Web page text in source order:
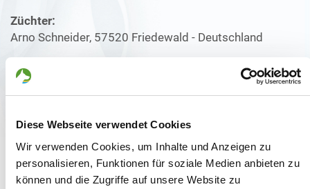
Diese Webseite verwendet Cookies
Wir verwenden Cookies, um Inhalte und Anzeigen zu
personalisieren, Funktionen für soziale Medien anbieten zu
können und die Zugriffe auf unsere Website zu
Züchter:
Arno Schneider, 57520 Friedewald - Deutschland
Gründungsdatum:
21.03.1985
Züchtername: